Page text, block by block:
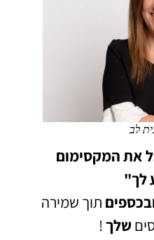
לב
את המקסימום
לך"
תוך שמירה
שלך!